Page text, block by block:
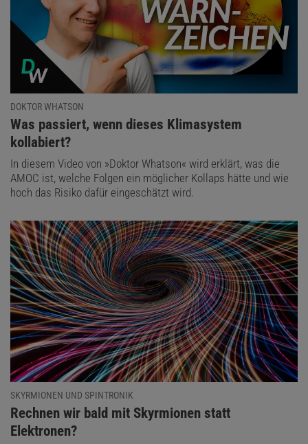
DOKTOR WHATSON
:
Was passiert, wenn dieses Klimasystem
kollabiert?
In diesem Video von »Doktor Whatson« wird erklärt, was die
AMOC ist, welche Folgen ein möglicher Kollaps hätte und wie
hoch das Risiko dafür eingeschätzt wird.
SKYRMIONEN UND SPINTRONIK
:
Rechnen wir bald mit Skyrmionen statt
Elektronen?